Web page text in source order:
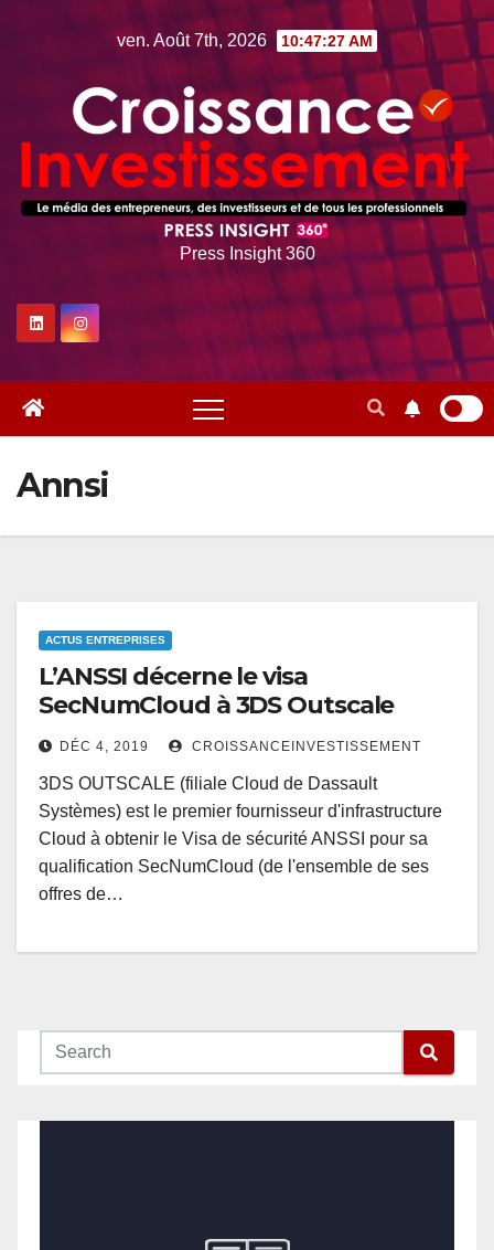
ven. Août 7th, 2026 10:47:27 AM
Press Insight 360
Annsi
ACTUS ENTREPRISES
L’ANSSI décerne le visa
SecNumCloud à 3DS Outscale
DÉC 4, 2019 CROISSANCEINVESTISSEMENT
3DS OUTSCALE (filiale Cloud de Dassault
Systèmes) est le premier fournisseur d'infrastructure
Cloud à obtenir le Visa de sécurité ANSSI pour sa
qualification SecNumCloud (de l'ensemble de ses
offres de…